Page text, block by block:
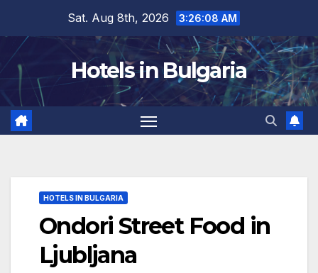
content
Sat. Aug 8th, 2026 3:26:09 AM
Hotels in Bulgaria
HOTELS IN BULGARIA
Ondori Street Food in
Ljubljana